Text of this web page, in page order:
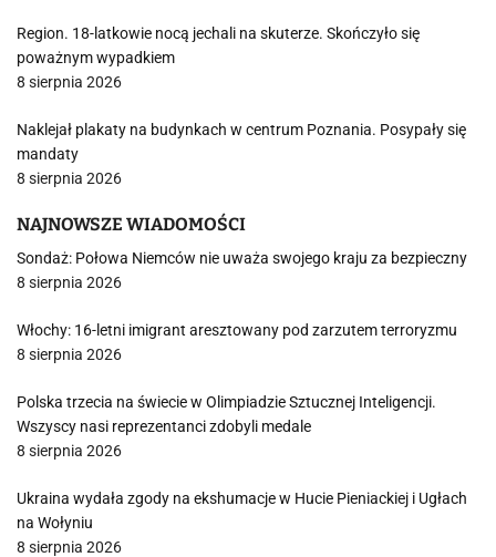
Region. 18-latkowie nocą jechali na skuterze. Skończyło się
poważnym wypadkiem
8 sierpnia 2026
Naklejał plakaty na budynkach w centrum Poznania. Posypały się
mandaty
8 sierpnia 2026
NAJNOWSZE WIADOMOŚCI
Sondaż: Połowa Niemców nie uważa swojego kraju za bezpieczny
8 sierpnia 2026
Włochy: 16-letni imigrant aresztowany pod zarzutem terroryzmu
8 sierpnia 2026
Polska trzecia na świecie w Olimpiadzie Sztucznej Inteligencji.
Wszyscy nasi reprezentanci zdobyli medale
8 sierpnia 2026
Ukraina wydała zgody na ekshumacje w Hucie Pieniackiej i Ugłach
na Wołyniu
8 sierpnia 2026